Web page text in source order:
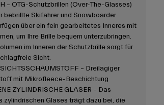
– OTG-Schutzbrillen (Over-The-Glasses)
bebrillte Skifahrer und Snowboarder
über ein fein gearbeitetes Inneres mit
um Ihre Brille bequem unterzubringen.
im Inneren der Schutzbrille sorgt für
Sicht.
– Dreilagiger
mit Mikrofleece-Beschichtung
ZYLINDRISCHE GLÄSER – Das
zylindrischen Glases trägt dazu bei, die